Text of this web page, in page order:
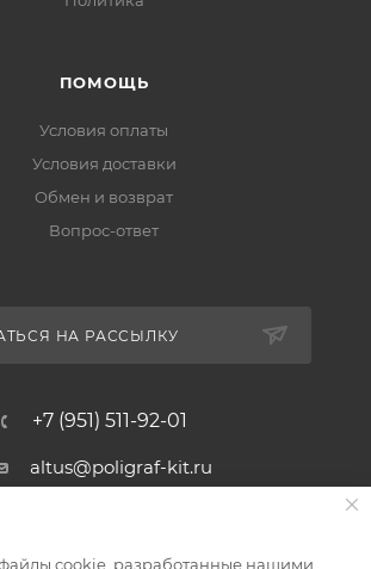
ПОМОЩЬ
Условия оплаты
Условия доставки
Обмен и возврат
Вопрос-ответ
НА РАССЫЛКУ
+7 (951) 511-92-01
altus@poligraf-kit.ru
склад ТЦ "Альтус"
Янтарный, Малое Зеленое
cookie, разработанные нашими